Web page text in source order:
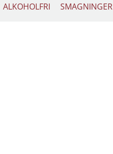
ALKOHOLFRI SMAGNINGER